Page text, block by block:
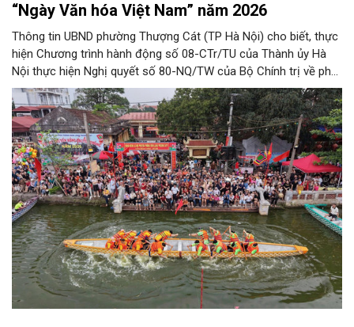
“Ngày Văn hóa Việt Nam” năm 2026
Thông tin UBND phường Thượng Cát (TP Hà Nội) cho biết, thực
hiện Chương trình hành động số 08-CTr/TU của Thành ủy Hà
Nội thực hiện Nghị quyết số 80-NQ/TW của Bộ Chính trị về phát
triển Văn hóa Việt Nam; Kế hoạch của UBND Thành phố Hà Nội,
phường Thượng Cát tổ chức nhiều hoạt động trong tháng
11/2026 hưởng ứng “Ngày Văn hóa Việt Nam” năm 2026 trên
địa bàn.